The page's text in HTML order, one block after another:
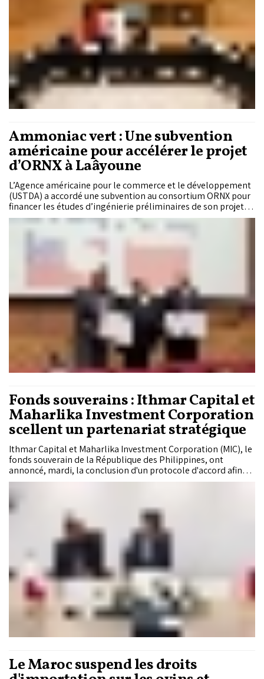
signaux de vigilance mis en évidence par le Rapport sur la
stabilité financière, présenté lundi dernier à Rabat par des
responsables de Bank Al-Maghrib, de l’Acaps et de l’AMMC.
Ammoniac vert : Une subvention
américaine pour accélérer le projet
d’ORNX à Laâyoune
L’Agence américaine pour le commerce et le développement
(USTDA) a accordé une subvention au consortium ORNX pour
financer les études d’ingénierie préliminaires de son projet
de production d’ammoniac vert à Laâyoune. Ce soutien, qui
s’inscrit dans le cadre d’un partenariat entre entreprises
marocaines et américaines, marque une nouvelle étape dans
le développement de ce projet stratégique et illustre le
renforcement de la coopération économique entre le Maroc
et les États-Unis.
Fonds souverains : Ithmar Capital et
Maharlika Investment Corporation
scellent un partenariat stratégique
Ithmar Capital et Maharlika Investment Corporation (MIC), le
fonds souverain de la République des Philippines, ont
annoncé, mardi, la conclusion d'un protocole d'accord afin
d'établir un partenariat institutionnel renforcé.
Le Maroc suspend les droits